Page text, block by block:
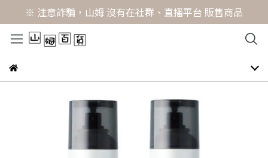
※ 注意詐騙，山姆 沒有在社群、直播平台 販售商品